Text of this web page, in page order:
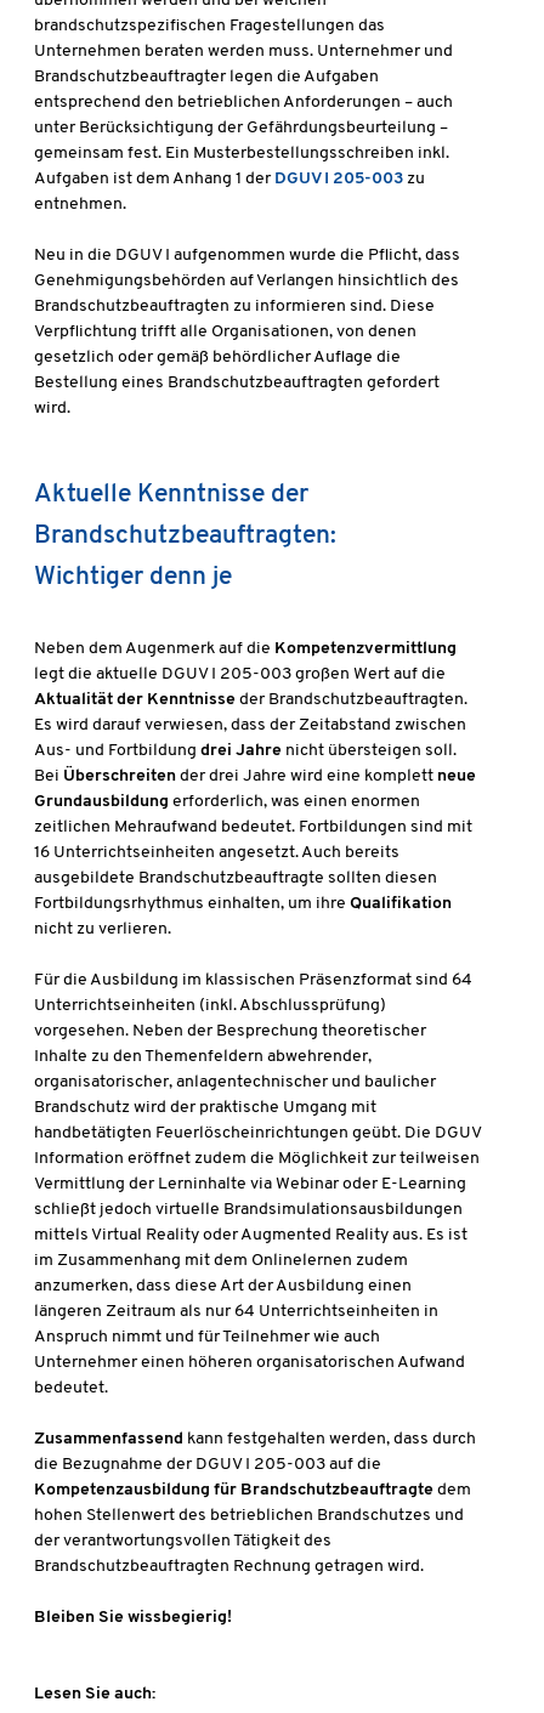
brandschutzspezifischen Fragestellungen das
Unternehmen beraten werden muss. Unternehmer und
Brandschutzbeauftragter legen die Aufgaben
entsprechend den betrieblichen Anforderungen – auch
unter Berücksichtigung der Gefährdungsbeurteilung –
gemeinsam fest. Ein Musterbestellungsschreiben inkl.
Aufgaben ist dem Anhang 1 der DGUV I 205-003 zu
entnehmen.
Neu in die DGUV I aufgenommen wurde die Pflicht, dass
Genehmigungsbehörden auf Verlangen hinsichtlich des
Brandschutzbeauftragten zu informieren sind. Diese
Verpflichtung trifft alle Organisationen, von denen
gesetzlich oder gemäß behördlicher Auflage die
Bestellung eines Brandschutzbeauftragten gefordert
wird.
Aktuelle Kenntnisse der
Brandschutzbeauftragten:
Wichtiger denn je
Neben dem Augenmerk auf die Kompetenzvermittlung
legt die aktuelle DGUV I 205-003 großen Wert auf die
Aktualität der Kenntnisse der Brandschutzbeauftragten.
Es wird darauf verwiesen, dass der Zeitabstand zwischen
Aus- und Fortbildung drei Jahre nicht übersteigen soll.
Bei Überschreiten der drei Jahre wird eine komplett neue
Grundausbildung erforderlich, was einen enormen
zeitlichen Mehraufwand bedeutet. Fortbildungen sind mit
16 Unterrichtseinheiten angesetzt. Auch bereits
ausgebildete Brandschutzbeauftragte sollten diesen
Fortbildungsrhythmus einhalten, um ihre Qualifikation
nicht zu verlieren.
Für die Ausbildung im klassischen Präsenzformat sind 64
Unterrichtseinheiten (inkl. Abschlussprüfung)
vorgesehen. Neben der Besprechung theoretischer
Inhalte zu den Themenfeldern abwehrender,
organisatorischer, anlagentechnischer und baulicher
Brandschutz wird der praktische Umgang mit
handbetätigten Feuerlöscheinrichtungen geübt. Die DGUV
Information eröffnet zudem die Möglichkeit zur teilweisen
Vermittlung der Lerninhalte via Webinar oder E-Learning
schließt jedoch virtuelle Brandsimulationsausbildungen
mittels Virtual Reality oder Augmented Reality aus. Es ist
im Zusammenhang mit dem Onlinelernen zudem
anzumerken, dass diese Art der Ausbildung einen
längeren Zeitraum als nur 64 Unterrichtseinheiten in
Anspruch nimmt und für Teilnehmer wie auch
Unternehmer einen höheren organisatorischen Aufwand
bedeutet.
Zusammenfassend kann festgehalten werden, dass durch
die Bezugnahme der DGUV I 205-003 auf die
Kompetenzausbildung für Brandschutzbeauftragte dem
hohen Stellenwert des betrieblichen Brandschutzes und
der verantwortungsvollen Tätigkeit des
Brandschutzbeauftragten Rechnung getragen wird.
Bleiben Sie wissbegierig!
Lesen Sie auch: